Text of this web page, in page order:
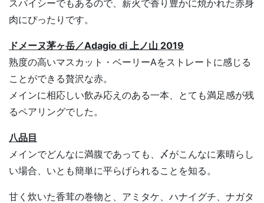
スパイシーでもあるので、薪火で香り豊かに焼かれた赤身
肉にぴったりです。
ドメーヌ茅ヶ岳／Adagio di 上ノ山 2019
熟度の高いマスカット・ベーリーAをストレートに感じる
ことができる贅沢な赤。
メインに相応しい飲み応えのある一本、とても満足感が残
るペアリングでした。
八品目
メインでどんなに満腹であっても、〆がこんなに素晴らし
い場合、いとも簡単に平らげられることを知る。
甘く炊いた香茸の巻物と、アミタケ、ハナイグチ、ナガタ